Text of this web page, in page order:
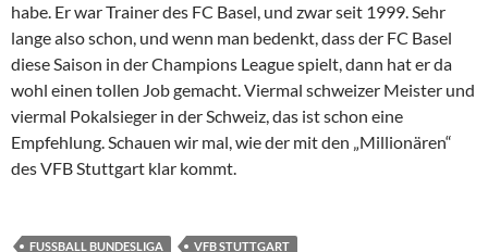
habe. Er war Trainer des FC Basel, und zwar seit 1999. Sehr
lange also schon, und wenn man bedenkt, dass der FC Basel
diese Saison in der Champions League spielt, dann hat er da
wohl einen tollen Job gemacht. Viermal schweizer Meister und
viermal Pokalsieger in der Schweiz, das ist schon eine
Empfehlung. Schauen wir mal, wie der mit den „Millionären“
des VFB Stuttgart klar kommt.
FUSSBALL BUNDESLIGA VFB STUTTGART